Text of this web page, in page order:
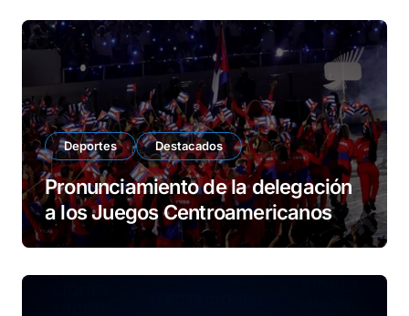
Deportes Destacados
Pronunciamiento de la delegación
a los Juegos Centroamericanos